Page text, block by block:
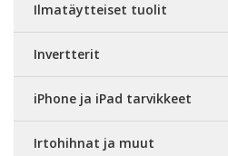
Ilmatäytteiset tuolit
Invertterit
iPhone ja iPad tarvikkeet
Irtohihnat ja muut